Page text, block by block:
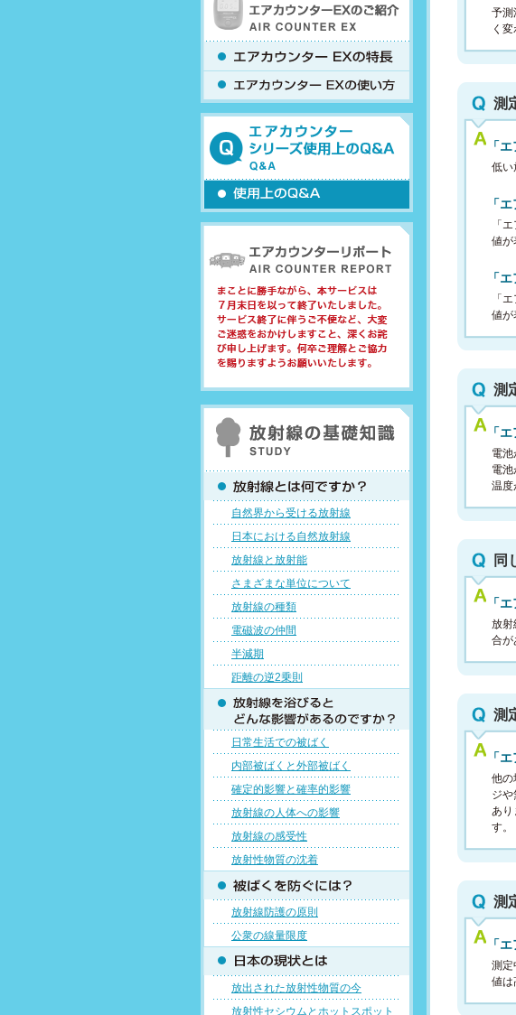
自然界から受ける放射線
日本における自然放射線
放射線と放射能
さまざまな単位について
放射線の種類
電磁波の仲間
半減期
距離の逆2乗則
日常生活での被ばく
内部被ばくと外部被ばく
確定的影響と確率的影響
放射線の人体への影響
放射線の感受性
放射性物質の沈着
放射線防護の原則
公衆の線量限度
放出された放射性物質の今
放射性セシウムとホットスポット
予測
く
測
「
低い
「
「
値が
「
「
値が
測
「
電池
電池
温度
同
「
放射
合が
測
「
他の
ジ
あり
す。
測
「
測定
値は